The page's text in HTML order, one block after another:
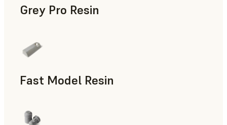
Grey Pro Resin
Fast Model Resin